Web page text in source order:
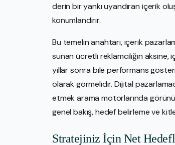
derin bir yankı uyandıran içerik
konumlandırır.
Bu temelin anahtarı, içerik
sunan ücretli reklamcılığın
yıllar sonra bile performans
olarak görmelidir. Dijital
etmek arama motorlarında
genel bakış, hedef belirleme ve
Stratejiniz İçin Net